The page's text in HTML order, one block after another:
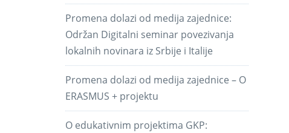
Promena dolazi od medija zajednice:
Održan Digitalni seminar povezivanja
lokalnih novinara iz Srbije i Italije
Promena dolazi od medija zajednice – O
ERASMUS + projektu
O edukativnim projektima GKP: